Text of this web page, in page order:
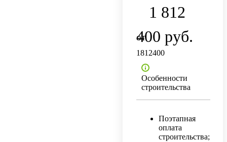
1 812
400 руб.
1812400
Особенности
строительства
Поэтапная
оплата
строительства;